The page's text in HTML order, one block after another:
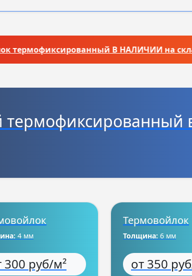
В НАЛИЧИИ на
4 мм
300 руб/м²
Термовойлок
Толщина: 6 мм
от 350